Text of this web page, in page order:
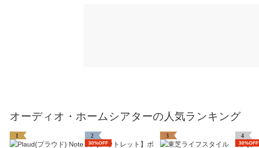
オーディオ・ホームシアターの人気ランキング
1 2
30%OFF
3 4
30%OFF